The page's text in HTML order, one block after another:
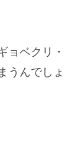
ョベクリ・
うんでしょ